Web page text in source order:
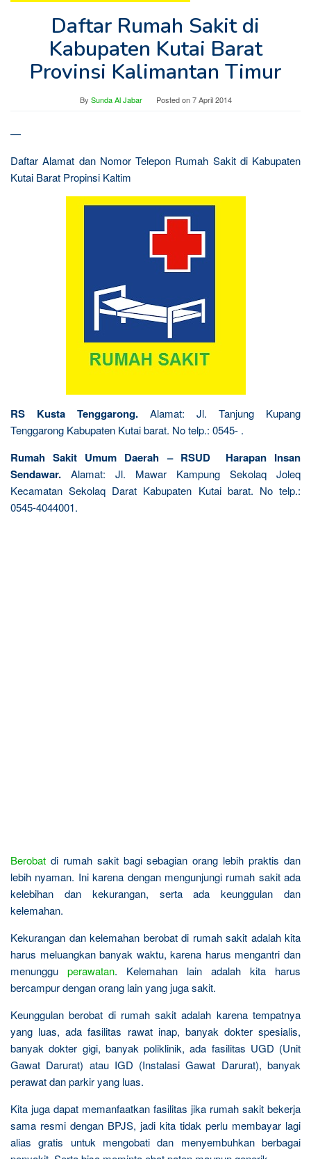
Daftar Rumah Sakit di
Kabupaten Kutai Barat
Provinsi Kalimantan Timur
By Sunda Al Jabar Posted on7 April 2014
—
Daftar Alamat dan Nomor Telepon Rumah Sakit di Kabupaten
Kutai Barat Propinsi Kaltim
RS Kusta Tenggarong. Alamat: Jl. Tanjung Kupang
Tenggarong Kabupaten Kutai barat. No telp.: 0545- .
Rumah Sakit Umum Daerah – RSUD Harapan Insan
Sendawar. Alamat: Jl. Mawar Kampung Sekolaq Joleq
Kecamatan Sekolaq Darat Kabupaten Kutai barat. No telp.:
0545-4044001.
Berobat di rumah sakit bagi sebagian orang lebih praktis dan
lebih nyaman. Ini karena dengan mengunjungi rumah sakit ada
kelebihan dan kekurangan, serta ada keunggulan dan
kelemahan.
Kekurangan dan kelemahan berobat di rumah sakit adalah kita
harus meluangkan banyak waktu, karena harus mengantri dan
menunggu perawatan. Kelemahan lain adalah kita harus
bercampur dengan orang lain yang juga sakit.
Keunggulan berobat di rumah sakit adalah karena tempatnya
yang luas, ada fasilitas rawat inap, banyak dokter spesialis,
banyak dokter gigi, banyak poliklinik, ada fasilitas UGD (Unit
Gawat Darurat) atau IGD (Instalasi Gawat Darurat), banyak
perawat dan parkir yang luas.
Kita juga dapat memanfaatkan fasilitas jika rumah sakit bekerja
sama resmi dengan BPJS, jadi kita tidak perlu membayar lagi
alias gratis untuk mengobati dan menyembuhkan berbagai